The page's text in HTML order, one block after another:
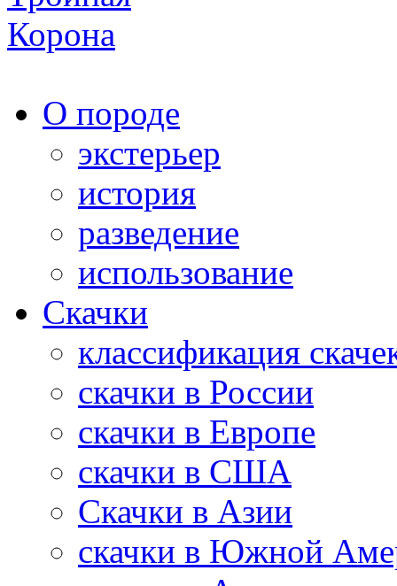
О породе
экстерьер
история
разведение
использование
Скачки
классификация
скачки в России
скачки в Европе
скачки в США
Скачки в Азии
скачки в Южной